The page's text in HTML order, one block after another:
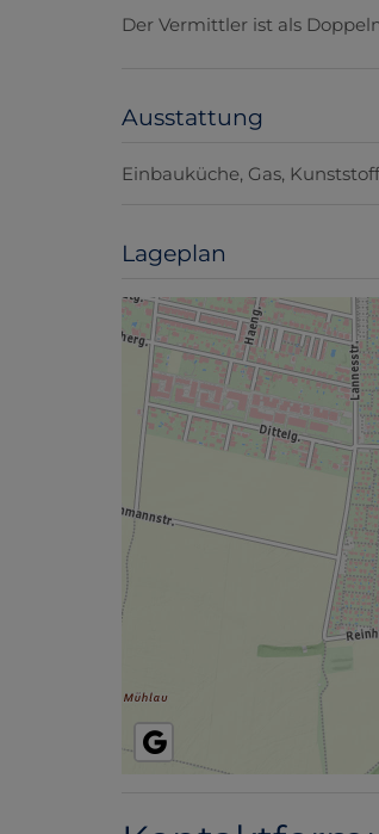
Der Vermittler ist als
Ausstattung
Einbauküche Gas
Lageplan